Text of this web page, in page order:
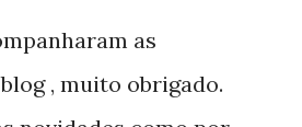
as
, muito obrigado.